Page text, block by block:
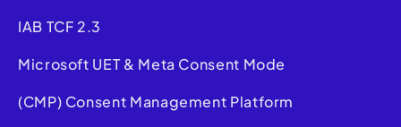
IAB TCF 2.3
Microsoft UET & Meta Consent Mode
(CMP) Consent Management Platform